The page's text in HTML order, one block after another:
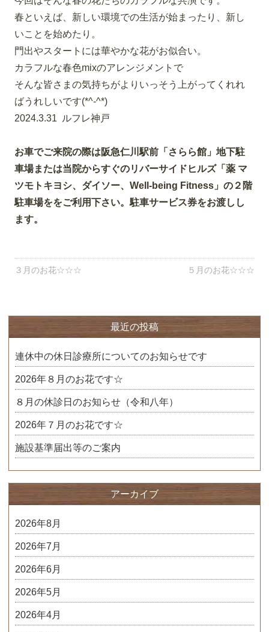
春といえば、新しい環境での生活が始まったり、新し
いことを始めたり。
門出やスタートには華やかな花がお似合い。
カラフルな春色mixのアレンジメントで
そんな皆さまの気持ちがよりいっそう上がってくれれ
ばうれしいです(*^-^*)
2024.3.31 ルフレ神戸
お車でご来院の際は阪急仁川駅前「さらら館」地下駐
車場または当院からすぐのリバーサイドヒルズ「薬 マ
ツモトキヨシ、ダイソー、Well-being Fitness」の２階
駐車場ををご利用下さい。駐車サービス券をお渡しし
ます。
３月のお花☆☆☆ ５月のお花☆☆☆
最近の投稿
連休中の休日診療所についてのお知らせです
2026年８月のお花です☆
８月の休診日のお知らせ（令和八年）
2026年７月のお花です☆
施設基準届出等のご案内
アーカイブ
2026年8月
2026年7月
2026年6月
2026年5月
2026年4月